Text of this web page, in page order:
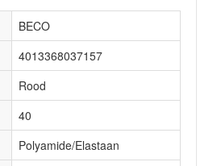
BECO
4013368037157
Rood
40
Polyamide/Elastaan